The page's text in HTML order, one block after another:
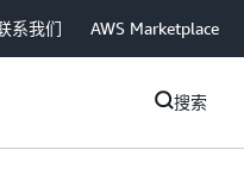
系我们 AWS Marketplace
搜索